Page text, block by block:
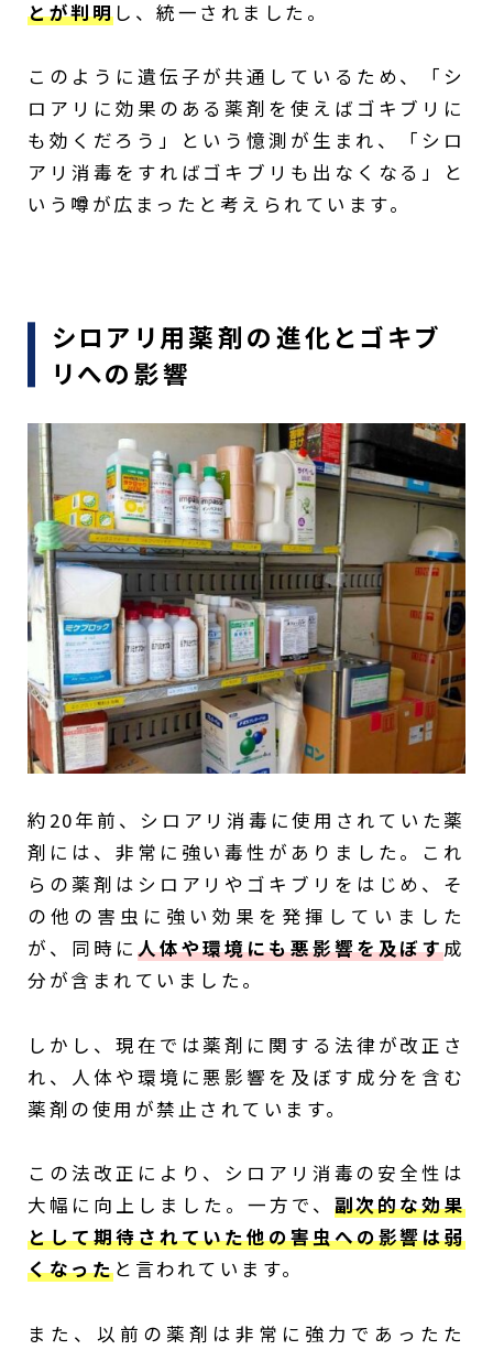
とが判明し、統一されました。
このように遺伝子が共通しているため、「シ
ロアリに効果のある薬剤を使えばゴキブリに
も効くだろう」という憶測が生まれ、「シロ
アリ消毒をすればゴキブリも出なくなる」と
いう噂が広まったと考えられています。
シロアリ用薬剤の進化とゴキブ
リへの影響
約20年前、シロアリ消毒に使用されていた薬
剤には、非常に強い毒性がありました。これ
らの薬剤はシロアリやゴキブリをはじめ、そ
の他の害虫に強い効果を発揮していました
が、同時に 人体や環境にも悪影響を及ぼす成
分が含まれていました。
しかし、現在では薬剤に関する法律が改正さ
れ、人体や環境に悪影響を及ぼす成分を含む
薬剤の使用が禁止されています。
この法改正により、シロアリ消毒の安全性は
大幅に向上しました。一方で、 副次的な効果
として期待されていた他の害虫への影響は弱
くなったと言われています。
また、以前の薬剤は非常に強力であったた